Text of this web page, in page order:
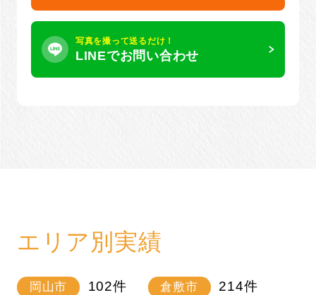
写真を撮って送るだけ！
LINEでお問い合わせ
エリア別実績
岡山市 102件 倉敷市 214件